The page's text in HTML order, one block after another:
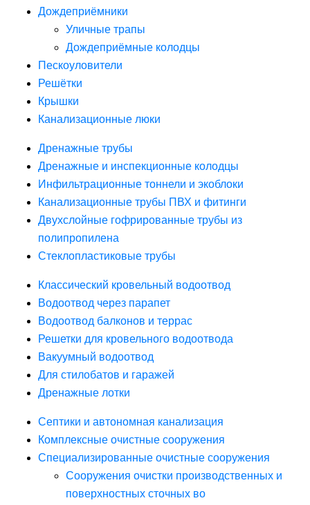
Дождеприёмники
Уличные трапы
Дождеприёмные колодцы
Пескоуловители
Решётки
Крышки
Канализационные люки
Дренажные трубы
Дренажные и инспекционные колодцы
Инфильтрационные тоннели и экоблоки
Канализационные трубы ПВХ и фитинги
Двухслойные гофрированные трубы из
полипропилена
Стеклопластиковые трубы
Классический кровельный водоотвод
Водоотвод через парапет
Водоотвод балконов и террас
Решетки для кровельного водоотвода
Вакуумный водоотвод
Для стилобатов и гаражей
Дренажные лотки
Септики и автономная канализация
Комплексные очистные сооружения
Специализированные очистные сооружения
Сооружения очистки производственных и
поверхностных сточных во